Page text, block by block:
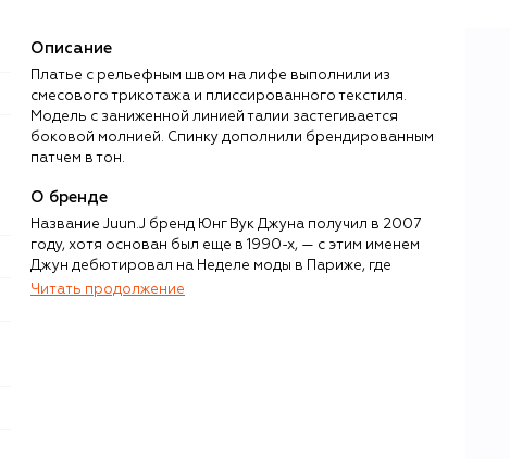
Описание
Платье с рельефным швом на лифе выполнили из
смесового трикотажа и плиссированного текстиля.
Модель с заниженной линией талии застегивается
боковой молнией. Спинку дополнили брендированным
патчем в тон.
О бренде
Название Juun.J бренд Юнг Вук Джуна получил в 2007
году, хотя основан был еще в 1990-х, — с этим именем
Джун дебютировал на Неделе моды в Париже, где
получил первое признание за пределами родной Южной
Читать продолжение